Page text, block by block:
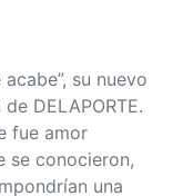
su nuevo
DELAPORTE.
fue amor
se conocieron,
una